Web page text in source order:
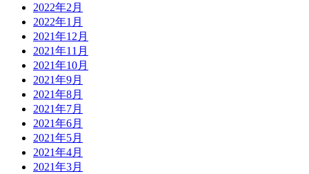
2022年2月
2022年1月
2021年12月
2021年11月
2021年10月
2021年9月
2021年8月
2021年7月
2021年6月
2021年5月
2021年4月
2021年3月